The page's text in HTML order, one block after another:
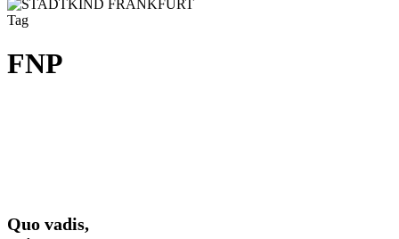
Tag
FNP
Quo
Quo vadis,